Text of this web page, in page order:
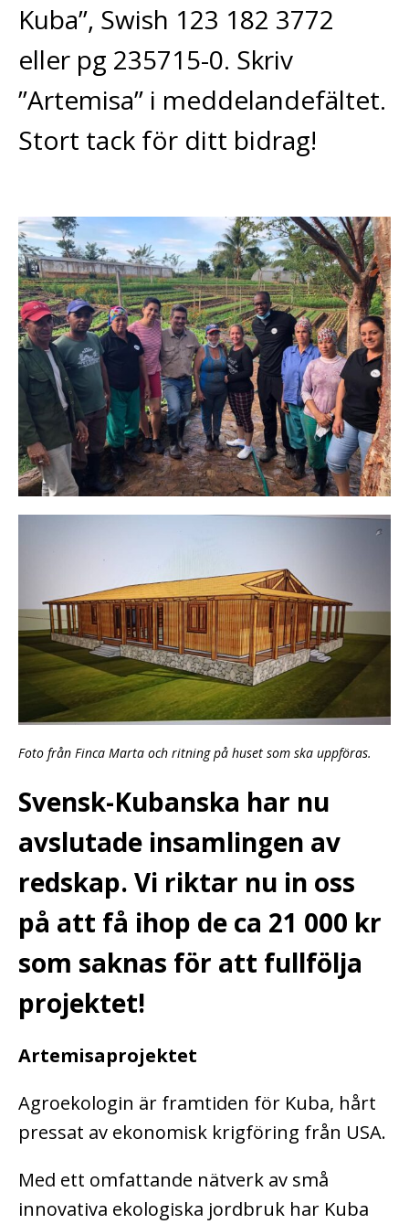
Kuba”, Swish 123 182 3772
eller pg 235715-0. Skriv
”Artemisa” i meddelandefältet.
Stort tack för ditt bidrag!
Foto från Finca Marta och ritning på huset som ska uppföras.
Svensk-Kubanska har nu
avslutade insamlingen av
redskap. Vi riktar nu in oss
på att få ihop de ca 21 000 kr
som saknas för att fullfölja
projektet!
Artemisaprojektet
Agroekologin är framtiden för Kuba, hårt
pressat av ekonomisk krigföring från USA.
Med ett omfattande nätverk av små
innovativa ekologiska jordbruk har Kuba